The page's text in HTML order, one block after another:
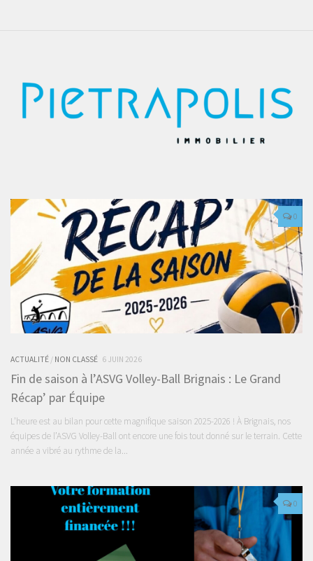
0
ACTUALITÉ / NON CLASSÉ 6 JUIN 2026
Fin de saison à l’ASVG Volley-Ball Brignais : Le Grand
Récap’ par Équipe
L’heure est au bilan pour cette magnifique saison 2025-2026 ! À Brignais, nos
équipes de l’ASVG Volley-Ball ont encore une fois tout donné sur le terrain. Cette
année a vibré au rythme de la...
0